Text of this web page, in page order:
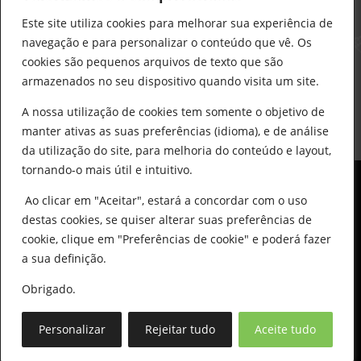
Este site utiliza cookies para melhorar sua experiência de
navegação e para personalizar o conteúdo que vê. Os
cookies são pequenos arquivos de texto que são
armazenados no seu dispositivo quando visita um site.
A nossa utilização de cookies tem somente o objetivo de
manter ativas as suas preferências (idioma), e de análise
da utilização do site, para melhoria do conteúdo e layout,
tornando-o mais útil e intuitivo.
Ao clicar em "Aceitar", estará a concordar com o uso
destas cookies, se quiser alterar suas preferências de
cookie, clique em "Preferências de cookie" e poderá fazer
a sua definição.
Obrigado.
Personalizar Rejeitar tudo Aceite tudo
construcao@delarobia.pt
R. António Andrade, 1171
2820-287 • Charneca de Caparica
© All Copyright 2025 by Delarobia.pt